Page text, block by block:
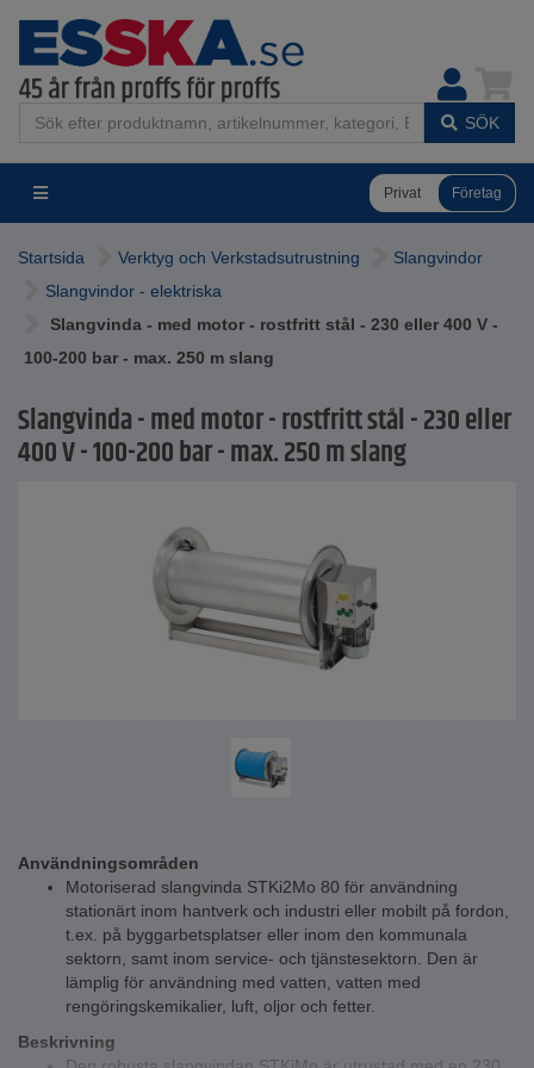
SÖK
Privat Företag
Startsida Verktyg och Verkstadsutrustning
Slangvindor
Slangvindor - elektriska
Slangvinda - med motor - rostfritt stål - 230 eller 400 V -
100-200 bar - max. 250 m slang
Slangvinda - med motor - rostfritt stål - 230 eller
400 V - 100-200 bar - max. 250 m slang
Användningsområden
Motoriserad slangvinda STKi2Mo 80 för användning
stationärt inom hantverk och industri eller mobilt på fordon,
t.ex. på byggarbetsplatser eller inom den kommunala
sektorn, samt inom service- och tjänstesektorn. Den är
lämplig för användning med vatten, vatten med
rengöringskemikalier, luft, oljor och fetter.
Beskrivning